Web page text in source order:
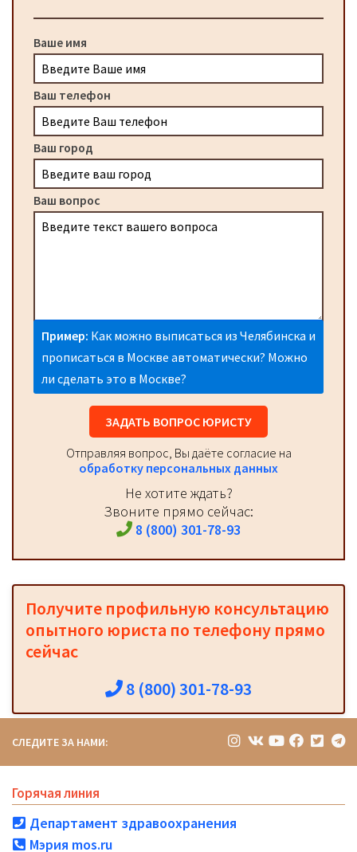
Ваше имя
Ваш телефон
Ваш город
Ваш вопрос
Пример: Как можно выписаться из Челябинска и
прописаться в Москве автоматически? Можно
ли сделать это в Москве?
ЗАДАТЬ ВОПРОС ЮРИСТУ
Отправляя вопрос, Вы даёте согласие на
обработку персональных данных
Не хотите ждать?
Звоните прямо сейчас:
8 (800) 301-78-93
Получите профильную консультацию
опытного юриста по телефону прямо
сейчас
8 (800) 301-78-93
СЛЕДИТЕ ЗА НАМИ:
Горячая линия
Департамент здравоохранения
Мэрия mos.ru